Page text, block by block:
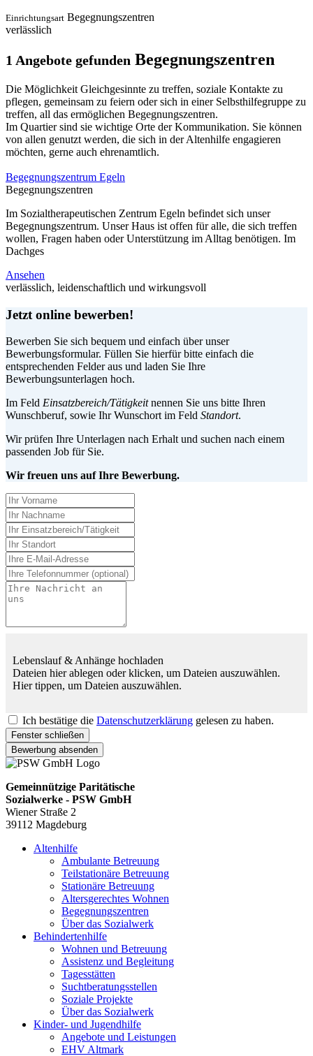
Einrichtungsart Begegnungszentren
verlässlich
1 Angebote gefunden Begegnungszentren
Die Möglichkeit Gleichgesinnte zu treffen, soziale Kontakte zu
pflegen, gemeinsam zu feiern oder sich in einer Selbsthilfegruppe zu
treffen, all das ermöglichen Begegnungszentren.
Im Quartier sind sie wichtige Orte der Kommunikation. Sie können
von allen genutzt werden, die sich in der Altenhilfe engagieren
möchten, gerne auch ehrenamtlich.
Begegnungszentrum Egeln
Begegnungszentren
Im Sozialtherapeutischen Zentrum Egeln befindet sich unser
Begegnungszentrum. Unser Haus ist offen für alle, die sich treffen
wollen, Fragen haben oder Unterstützung im Alltag benötigen. Im
Dachges
Ansehen
verlässlich, leidenschaftlich und wirkungsvoll
Jetzt online bewerben!
Bewerben Sie sich bequem und einfach über unser
Bewerbungsformular. Füllen Sie hierfür bitte einfach die
entsprechenden Felder aus und laden Sie Ihre
Bewerbungsunterlagen hoch.
Im Feld Einsatzbereich/Tätigkeitnennen Sie uns bitte Ihren
Wunschberuf, sowie Ihr Wunschort im Feld Standort.
Wir prüfen Ihre Unterlagen nach Erhalt und suchen nach einem
passenden Job für Sie.
Wir freuen uns auf Ihre Bewerbung.
Lebenslauf & Anhänge hochladen
Dateien hier ablegen oder klicken, um Dateien auszuwählen.
Hier tippen, um Dateien auszuwählen.
Ich bestätige die Datenschutzerklärung gelesen zu haben.
Fenster schließen
Bewerbung absenden
Gemeinnützige Paritätische
Sozialwerke - PSW GmbH
Wiener Straße 2
39112 Magdeburg
Altenhilfe
Ambulante Betreuung
Teilstationäre Betreuung
Stationäre Betreuung
Altersgerechtes Wohnen
Begegnungszentren
Über das Sozialwerk
Behindertenhilfe
Wohnen und Betreuung
Assistenz und Begleitung
Tagesstätten
Suchtberatungsstellen
Soziale Projekte
Über das Sozialwerk
Kinder- und Jugendhilfe
Angebote und Leistungen
EHV Altmark